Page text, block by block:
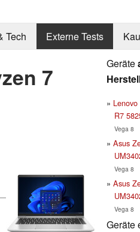
Tech Externe Tests
7
Geräte
R7
Vega 8
Asus
Vega 8
Asus
Vega 8
Geräte